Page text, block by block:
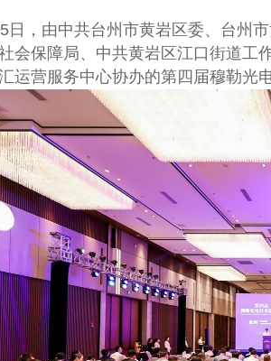
日，由中共台州市黄岩区委、台州
会保障局、中共黄岩区江口街道工
运营服务中心协办的第四届穆勒光